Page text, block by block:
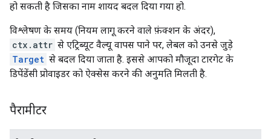
हो सकती है जिसका नाम शायद बदल दिया गया हो.
विश्लेषण के समय (नियम लागू करने वाले फ़ंक्शन के अंदर),
ctx.attr से एट्रिब्यूट वैल्यू वापस पाने पर, लेबल को उनसे जुड़े
Target से बदल दिया जाता है. इससे आपको मौजूदा टारगेट के
डिपेंडेंसी प्रोवाइडर को ऐक्सेस करने की अनुमति मिलती है.
पैरामीटर